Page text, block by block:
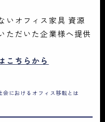
いオフィス家具 資源
ただいた企業様へ提供
こちらから
会におけるオフィス移転とは